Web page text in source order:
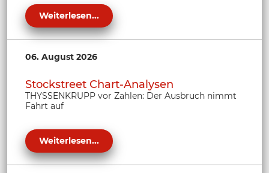
Weiterlesen...
06. August 2026
Stockstreet Chart-Analysen
THYSSENKRUPP vor Zahlen: Der Ausbruch nimmt
Fahrt auf
Weiterlesen...